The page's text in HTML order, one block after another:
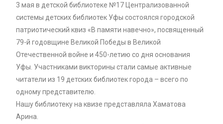
3 мая в детской библиотеке №17 Централизованной
системы детских библиотек Уфы состоялся городской
патриотический квиз «В памяти навечно», посвященный
79-й годовщине Великой Победы в Великой
Отечественной войне и 450-летию со дня основания
Уфы. Участниками викторины стали самые активные
читатели из 19 детских библиотек города – всего по
одному представителю.
Нашу библиотеку на квизе представляла Хаматова
Арина.